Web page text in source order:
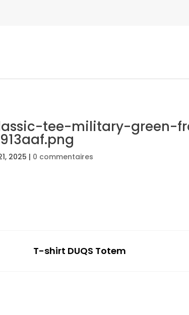
tee-military-green-
2025 | 0 commentaires
T-shirt DUQS Totem